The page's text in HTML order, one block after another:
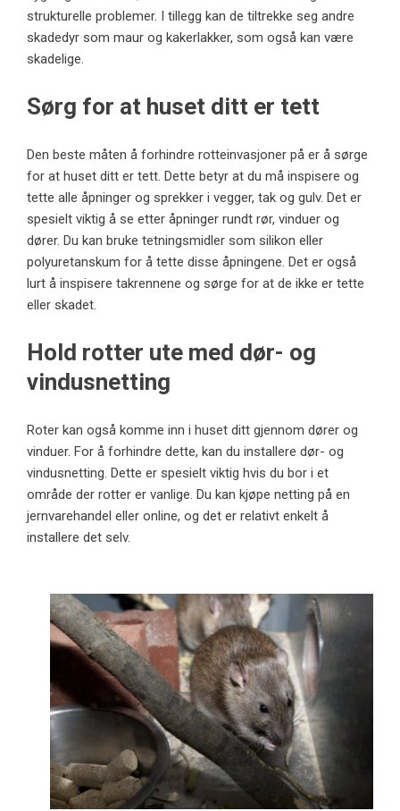
strukturelle problemer. I tillegg kan de tiltrekke seg andre
skadedyr som maur og kakerlakker, som også kan være
skadelige.
Sørg for at huset ditt er tett
Den beste måten å forhindre rotteinvasjoner på er å sørge
for at huset ditt er tett. Dette betyr at du må inspisere og
tette alle åpninger og sprekker i vegger, tak og gulv. Det er
spesielt viktig å se etter åpninger rundt rør, vinduer og
dører. Du kan bruke tetningsmidler som silikon eller
polyuretanskum for å tette disse åpningene. Det er også
lurt å inspisere takrennene og sørge for at de ikke er tette
eller skadet.
Hold rotter ute med dør- og
vindusnetting
Roter kan også komme inn i huset ditt gjennom dører og
vinduer. For å forhindre dette, kan du installere dør- og
vindusnetting. Dette er spesielt viktig hvis du bor i et
område der rotter er vanlige. Du kan kjøpe netting på en
jernvarehandel eller online, og det er relativt enkelt å
installere det selv.